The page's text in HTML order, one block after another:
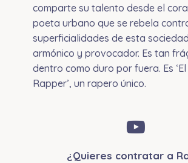
comparte su talento desde el
poeta urbano que se rebela
superficialidades de esta
armónico y provocador. Es tan
dentro como duro por fuera. Es
Rapper’, un rapero único.
¿Quieres contratar a